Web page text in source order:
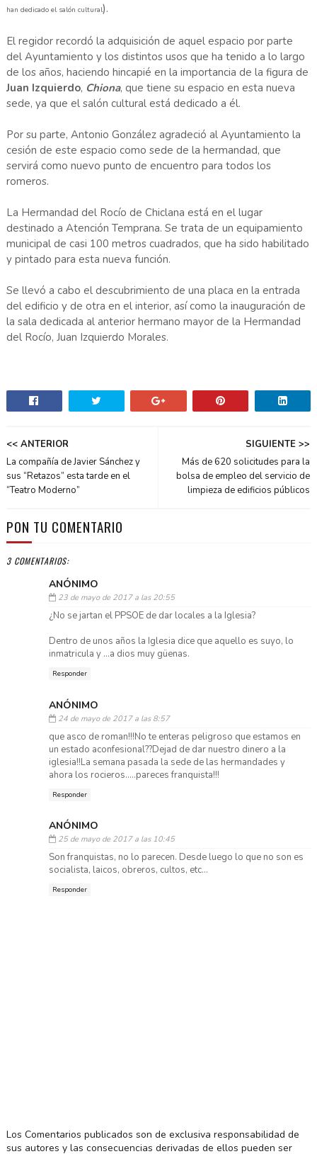
han dedicado el salón cultural).
El regidor recordó la adquisición de aquel espacio por parte
del Ayuntamiento y los distintos usos que ha tenido a lo largo
de los años, haciendo hincapié en la importancia de la figura de
Juan Izquierdo, Chiona, que tiene su espacio en esta nueva
sede, ya que el salón cultural está dedicado a él.
Por su parte, Antonio González agradeció al Ayuntamiento la
cesión de este espacio como sede de la hermandad, que
servirá como nuevo punto de encuentro para todos los
romeros.
La Hermandad del Rocío de Chiclana está en el lugar
destinado a Atención Temprana. Se trata de un equipamiento
municipal de casi 100 metros cuadrados, que ha sido habilitado
y pintado para esta nueva función.
Se llevó a cabo el descubrimiento de una placa en la entrada
del edificio y de otra en el interior, así como la inauguración de
la sala dedicada al anterior hermano mayor de la Hermandad
del Rocío, Juan Izquierdo Morales.
SIGUIENTE >>
Más de 620 solicitudes para la
bolsa de empleo del servicio de
limpieza de edificios públicos
<< ANTERIOR
La compañía de Javier Sánchez y
sus “Retazos” esta tarde en el
“Teatro Moderno”
PON TU COMENTARIO
3 COMENTARIOS:
ANÓNIMO
23 de mayo de 2017 a las 20:55
¿No se jartan el PPSOE de dar locales a la Iglesia?
Dentro de unos años la Iglesia dice que aquello es suyo, lo
inmatricula y ...a dios muy güenas.
Responder
ANÓNIMO
24 de mayo de 2017 a las 8:57
que asco de roman!!!No te enteras peligroso que estamos en
un estado aconfesional??Dejad de dar nuestro dinero a la
iglesia!!La semana pasada la sede de las hermandades y
ahora los rocieros.....pareces franquista!!!
Responder
ANÓNIMO
25 de mayo de 2017 a las 10:45
Son franquistas, no lo parecen. Desde luego lo que no son es
socialista, laicos, obreros, cultos, etc...
Responder
Los Comentarios publicados son de exclusiva responsabilidad de
sus autores y las consecuencias derivadas de ellos pueden ser